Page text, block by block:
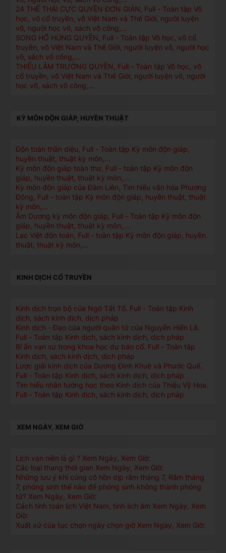
24 THẾ THÁI CỰC QUYỀN ĐƠN GIẢN, Full - Toàn tập Võ
học, võ cổ truyền, võ Việt Nam và Thế Giới, người luyện
võ, người học võ, sách võ công,...
SONG HỔ HÙNG QUYỀN, Full - Toàn tập Võ học, võ cổ
truyền, võ Việt Nam và Thế Giới, người luyện võ, người học
võ, sách võ công,...
THIẾU LÂM TRƯỜNG QUYỀN, Full - Toàn tập Võ học, võ
cổ truyền, võ Việt Nam và Thế Giới, người luyện võ, người
học võ, sách võ công,...
KỲ MÔN ĐỘN GIÁP, HUYỀN THUẬT
Độn toán thần diệu, Full - Toàn tập Kỳ môn độn giáp,
huyền thuật, thuật kỳ môn,...
Kỳ môn độn giáp toàn thư, Full - toàn tập Kỳ môn độn
giáp, huyền thuật, thuật kỳ môn,...
Kỳ môn độn giáp của Đàm Liên, Tìm hiểu văn hóa Phương
Đông, Full - toàn tập Kỳ môn độn giáp, huyền thuật, thuật
kỳ môn,...
Âm Dương kỳ môn độn giáp, Full - Toàn tập Kỳ môn độn
giáp, huyền thuật, thuật kỳ môn,...
Lạc Việt độn toán, Full - toàn tập Kỳ môn độn giáp, huyền
thuật, thuật kỳ môn,...
KINH DỊCH CỔ TRUYỀN
Kinh dịch trọn bộ của Ngô Tất Tố. Full - Toàn tập Kinh
dịch, sách kinh dịch, dịch pháp
Kinh dịch - Đạo của người quân tử của Nguyễn Hiến Lê.
Full - Toàn tập Kinh dịch, sách kinh dịch, dịch pháp
Bí ẩn vạn sự trong khoa học dự báo cổ. Full - Toàn tập
Kinh dịch, sách kinh dịch, dịch pháp
Lược giải kinh dịch của Dương Đình Khuê và Phước Quế.
Full - Toàn tập Kinh dịch, sách kinh dịch, dịch pháp
Tìm hiểu nhân tướng học theo Kinh dịch của Thiệu Vỹ Hoa.
Full - Toàn tập Kinh dịch, sách kinh dịch, dịch pháp
XEM NGÀY, XEM GIỜ
Lịch vạn niên là gì ? Xem Ngày, Xem Giờ:
Các loại thang thời gian Xem Ngày, Xem Giờ:
Những lưu ý khi cúng cô hồn dịp rằm tháng 7, Rằm tháng
7, phóng sinh thế nào để phóng sinh không thành phóng
tử? Xem Ngày, Xem Giờ:
Cách tính toán lịch Việt Nam, tính lịch âm Xem Ngày, Xem
Giờ:
Xuất xứ của tục chọn ngày chọn giờ Xem Ngày, Xem Giờ: